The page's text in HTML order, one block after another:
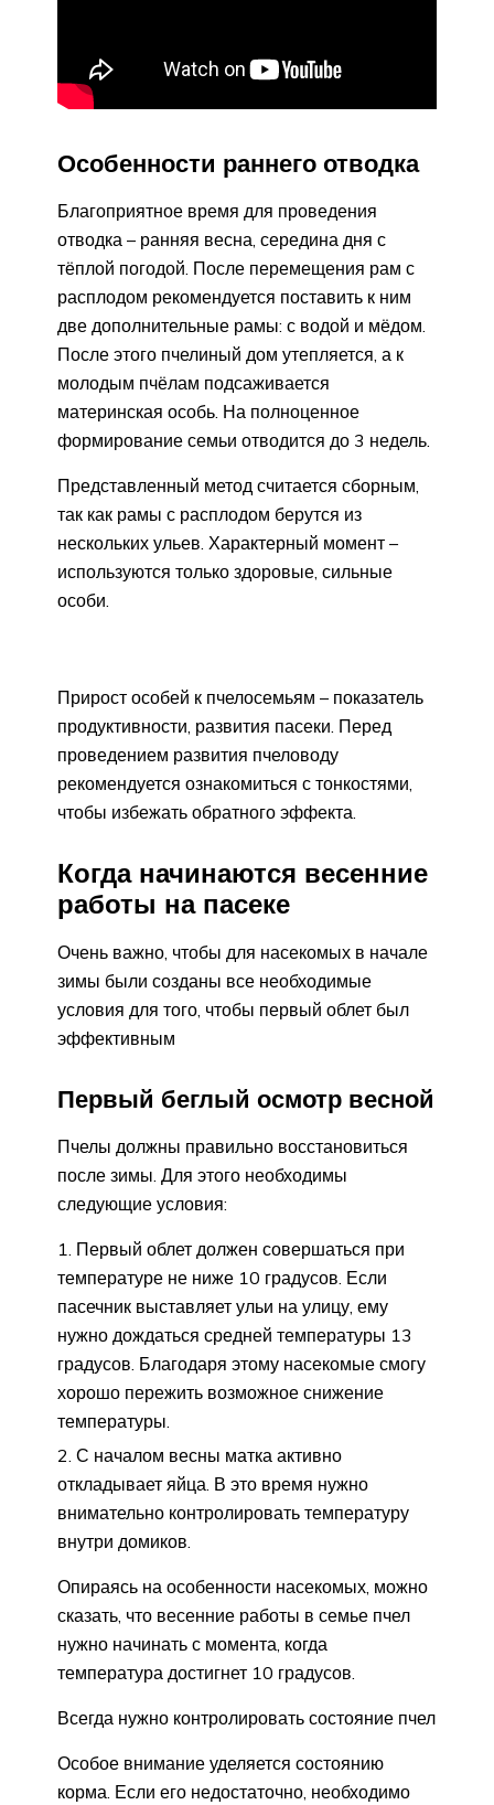
Особенности раннего отводка
Благоприятное время для проведения
отводка – ранняя весна, середина дня с
тёплой погодой. После перемещения рам с
расплодом рекомендуется поставить к ним
две дополнительные рамы: с водой и мёдом.
После этого пчелиный дом утепляется, а к
молодым пчёлам подсаживается
материнская особь. На полноценное
формирование семьи отводится до 3 недель.
Представленный метод считается сборным,
так как рамы с расплодом берутся из
нескольких ульев. Характерный момент –
используются только здоровые, сильные
особи.
Прирост особей к пчелосемьям – показатель
продуктивности, развития пасеки. Перед
проведением развития пчеловоду
рекомендуется ознакомиться с тонкостями,
чтобы избежать обратного эффекта.
Когда начинаются весенние
работы на пасеке
Очень важно, чтобы для насекомых в начале
зимы были созданы все необходимые
условия для того, чтобы первый облет был
эффективным
Первый беглый осмотр весной
Пчелы должны правильно восстановиться
после зимы. Для этого необходимы
следующие условия:
Первый облет должен совершаться при
температуре не ниже 10 градусов. Если
пасечник выставляет ульи на улицу, ему
нужно дождаться средней температуры 13
градусов. Благодаря этому насекомые смогу
хорошо пережить возможное снижение
температуры.
С началом весны матка активно
откладывает яйца. В это время нужно
внимательно контролировать температуру
внутри домиков.
Опираясь на особенности насекомых, можно
сказать, что весенние работы в семье пчел
нужно начинать с момента, когда
температура достигнет 10 градусов.
Всегда нужно контролировать состояние пчел
Особое внимание уделяется состоянию
корма. Если его недостаточно, необходимо